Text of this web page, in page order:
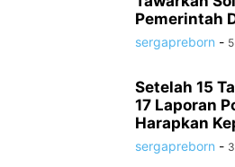
Pemerintah
sergapreborn -
Setelah 15
17 Laporan
Harapkan
sergapreborn -